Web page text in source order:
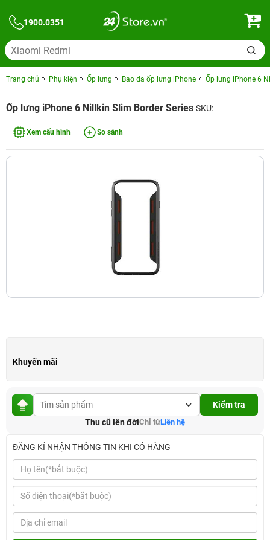
1900.0351
Trang chủ Phụ kiện Ốp lưng Bao da ốp lưng iPhone Ốp lưng iPhone 6
Ốp lưng iPhone 6 Nillkin Slim Border Series SKU:
Xem cấu hình So sánh
Khuyến mãi
Kiểm tra
Thu cũ lên đờiChỉ từLiên hệ
ĐĂNG KÍ NHẬN THÔNG TIN KHI CÓ HÀNG